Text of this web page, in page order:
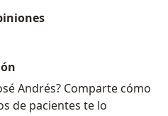
Andrés? Comparte cómo
de pacientes te lo